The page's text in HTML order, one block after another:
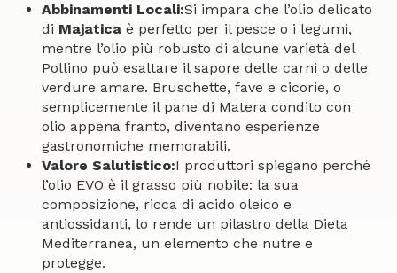
Abbinamenti Locali:Si impara che l’olio delicato
di Majatica è perfetto per il pesce o i legumi,
mentre l’olio più robusto di alcune varietà del
Pollino può esaltare il sapore delle carni o delle
verdure amare. Bruschette, fave e cicorie, o
semplicemente il pane di Matera condito con
olio appena franto, diventano esperienze
gastronomiche memorabili.
Valore Salutistico:I produttori spiegano perché
l’olio EVO è il grasso più nobile: la sua
composizione, ricca di acido oleico e
antiossidanti, lo rende un pilastro della Dieta
Mediterranea, un elemento che nutre e
protegge.